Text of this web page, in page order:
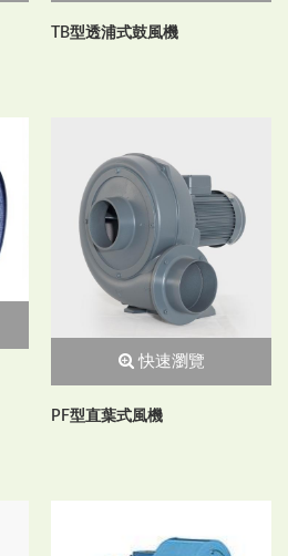
TB型透浦式鼓風機
快速瀏覽
PF型直葉式風機